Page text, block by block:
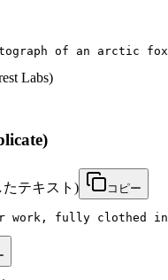
of an arctic
Labs)
テキスト) コピー
fully clothed in